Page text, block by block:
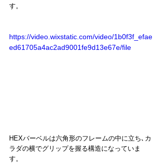
す。
https://video.wixstatic.com/video/1b0f3f_efae
ed61705a4ac2ad9001fe9d13e67e/file
HEXバーベルは六角形のフレームの中に立ち､カ
ラダの横でグリップを握る構造になっていま
す。